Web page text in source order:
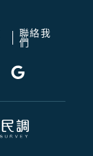
聯絡我
們